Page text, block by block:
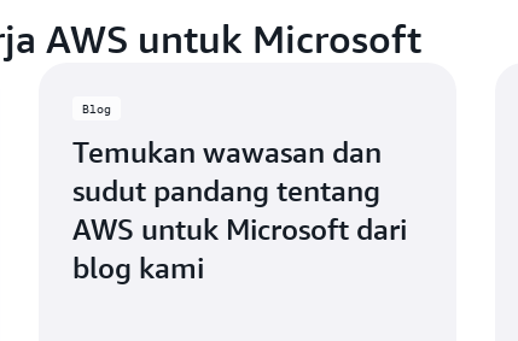
AWS untuk Microsoft
Blog
Temukan wawasan dan
sudut pandang tentang
AWS untuk Microsoft dari
blog kami